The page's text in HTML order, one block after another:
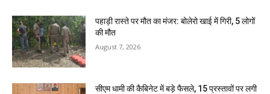
पहाड़ी रास्ते पर मौत का मंजर: बोलेरो खाई में गिरी, 5 लोगों
की मौत
August 7, 2026
सीएम धामी की कैबिनेट में बड़े फैसले, 15 प्रस्तावों पर लगी